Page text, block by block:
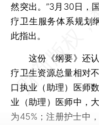
然突出。”3月30日，
疗卫生服务体系规划
此指出。
这份《纲要》还认
疗卫生资源总量相对
口执业（助理）医师
业（助理）医师中，
为45%；注册护士中